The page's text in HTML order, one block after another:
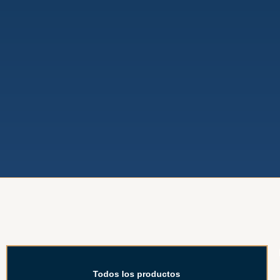
Todos los productos